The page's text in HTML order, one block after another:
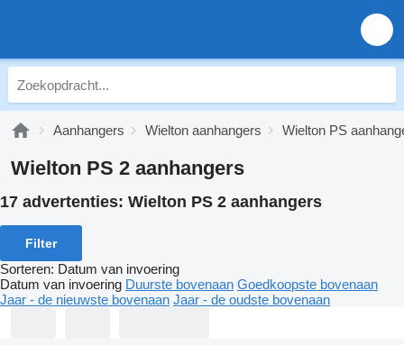
Aanhangers Wielton aanhangers Wielton PS
Wielton PS 2 aanhangers
17 advertenties: Wielton PS 2 aanhangers
Filter
Sorteren: Datum van invoering
Datum van invoering Duurste bovenaan Goedkoopste bovenaan
Jaar - de nieuwste bovenaan Jaar - de oudste bovenaan